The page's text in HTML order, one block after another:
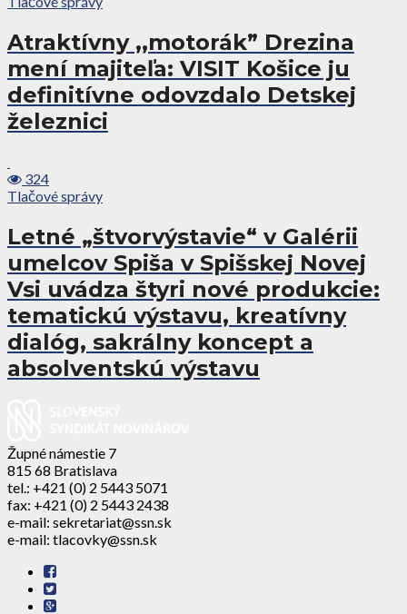
Atraktívny ,,motorák” Drezina
mení majiteľa: VISIT Košice ju
definitívne odovzdalo Detskej
železnici
324
Tlačové správy
Letné „štvorvýstavie“ v Galérii
umelcov Spiša v Spišskej Novej
Vsi uvádza štyri nové produkcie:
tematickú výstavu, kreatívny
dialóg, sakrálny koncept a
absolventskú výstavu
Župné námestie 7
815 68 Bratislava
tel.: +421 (0) 2 5443 5071
fax: +421 (0) 2 5443 2438
e-mail: sekretariat@ssn.sk
e-mail: tlacovky@ssn.sk